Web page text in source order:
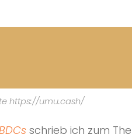
https://umu.cash/
schrieb ich zum